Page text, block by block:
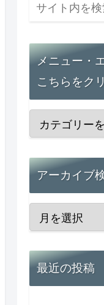
メニュー・
こちらをク
アーカイブ
最近の投稿